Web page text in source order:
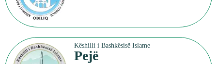
Këshilli i Bashkësisë Islame
Pejë